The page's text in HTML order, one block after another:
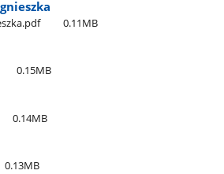
0.11MB
0.15MB
0.14MB
0.13MB